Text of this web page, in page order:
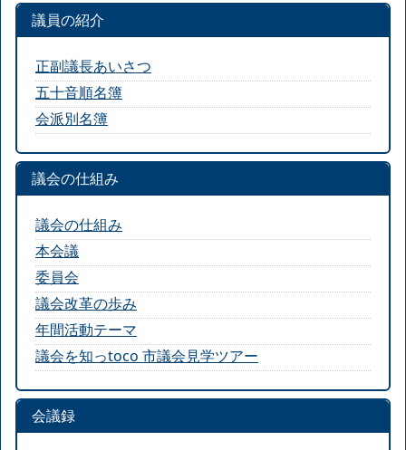
議員の紹介
正副議長あいさつ
五十音順名簿
会派別名簿
議会の仕組み
議会の仕組み
本会議
委員会
議会改革の歩み
年間活動テーマ
議会を知っtoco 市議会見学ツアー
会議録